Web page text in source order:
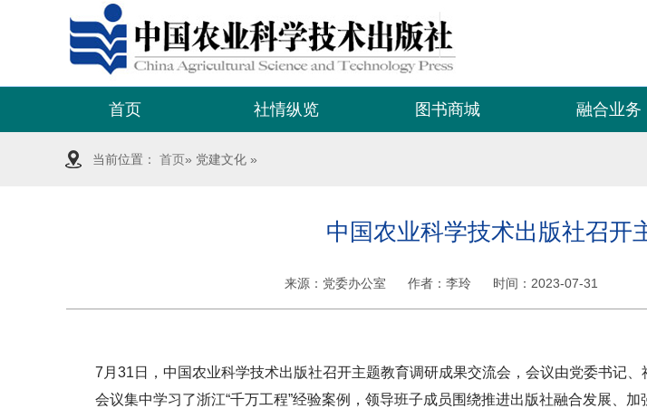
首页 社情纵览 图书商城 融合业务
当前位置： 首页» 党建文化 »
中国农业科学技术出版社召开
来源： 党委办公室 作者：李玲 时间： 2023-07-31
7月31日，中国农业科学技术出版社召开主题教育调研成果交流会，会议由党委书记
会议集中学习了浙江“千万工程”经验案例，领导班子成员围绕推进出版社融合发展、